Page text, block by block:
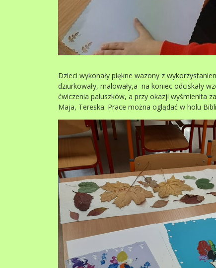
Dzieci wykonały piękne wazony z
dziurkowały, malowały,a na koniec odciskały
ćwiczenia paluszków, a przy okazji wyśmienita
Maja, Tereska. Prace można oglądać w holu